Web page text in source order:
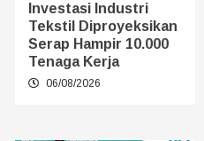
Investasi Industri
Tekstil Diproyeksikan
Serap Hampir 10.000
Tenaga Kerja
06/08/2026